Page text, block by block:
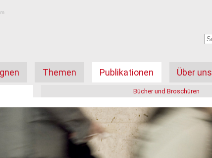
Themen Publikationen Über uns
Bücher und Broschüren